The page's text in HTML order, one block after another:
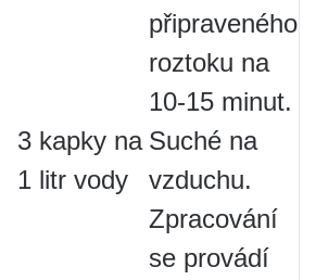
3 kapky na
1 litr vody
připraveného
roztoku na
10-15 minut.
Suché na
vzduchu.
Zpracování
se provádí